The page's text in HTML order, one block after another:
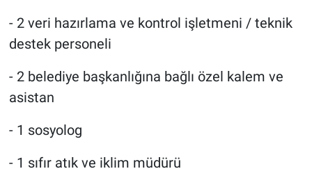
- 2 veri hazırlama ve kontrol işletmeni / teknik
destek personeli
- 2 belediye başkanlığına bağlı özel kalem ve
asistan
- 1 sosyolog
- 1 sıfır atık ve iklim müdürü